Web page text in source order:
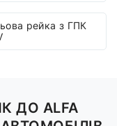
рейка з ГПК
ДО ALFA